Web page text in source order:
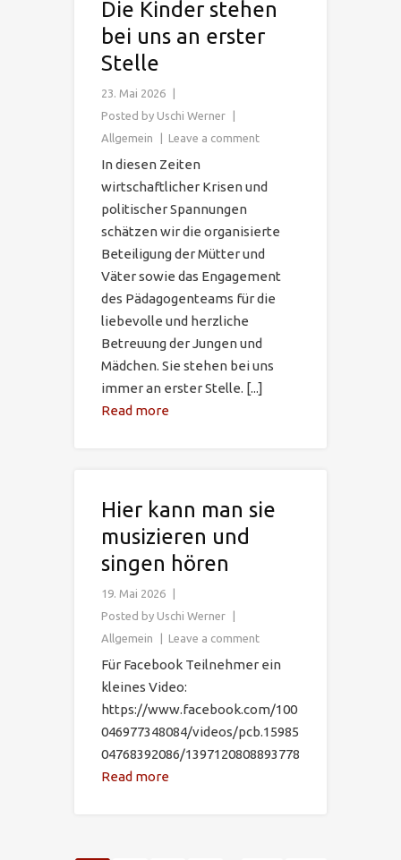
Die Kinder stehen
bei uns an erster
Stelle
23. Mai 2026
Posted by Uschi Werner
Allgemein
Leave a comment
In diesen Zeiten
wirtschaftlicher Krisen und
politischer Spannungen
schätzen wir die organisierte
Beteiligung der Mütter und
Väter sowie das Engagement
des Pädagogenteams für die
liebevolle und herzliche
Betreuung der Jungen und
Mädchen. Sie stehen bei uns
immer an erster Stelle. [...]
Read more
Hier kann man sie
musizieren und
singen hören
19. Mai 2026
Posted by Uschi Werner
Allgemein
Leave a comment
Für Facebook Teilnehmer ein
kleines Video:
https://www.facebook.com/100
046977348084/videos/pcb.15985
04768392086/1397120808893778
Read more